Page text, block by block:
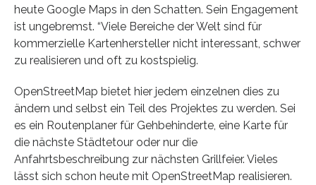
heute Google Maps in den Schatten. Sein Engagement
ist ungebremst. “Viele Bereiche der Welt sind für
kommerzielle Kartenhersteller nicht interessant, schwer
zu realisieren und oft zu kostspielig.
OpenStreetMap bietet hier jedem einzelnen dies zu
ändern und selbst ein Teil des Projektes zu werden. Sei
es ein Routenplaner für Gehbehinderte, eine Karte für
die nächste Städtetour oder nur die
Anfahrtsbeschreibung zur nächsten Grillfeier. Vieles
lässt sich schon heute mit OpenStreetMap realisieren.